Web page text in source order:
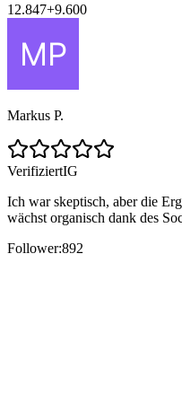
12.847+9.600
Markus P.
VerifiziertIG
Ich war skeptisch, aber die
wächst organisch dank des
Follower:892